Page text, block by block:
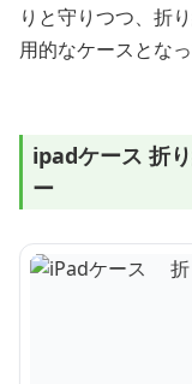
りと守りつつ、折
用的なケースとなっ
ipadケース 折
ー